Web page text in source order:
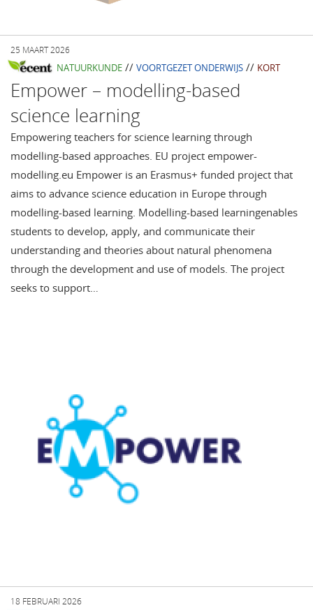
25 MAART 2026
NATUURKUNDE// VOORTGEZET ONDERWIJS// KORT
Empower – modelling-based
science learning
Empowering teachers for science learning through
modelling-based approaches. EU project empower-
modelling.eu Empower is an Erasmus+ funded project that
aims to advance science education in Europe through
modelling-based learning. Modelling-based learningenables
students to develop, apply, and communicate their
understanding and theories about natural phenomena
through the development and use of models. The project
seeks to support…
18 FEBRUARI 2026